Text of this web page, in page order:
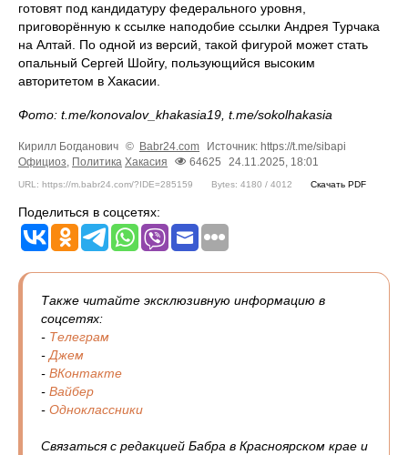
готовят под кандидатуру федерального уровня,
приговорённую к ссылке наподобие ссылки Андрея Турчака
на Алтай. По одной из версий, такой фигурой может стать
опальный Сергей Шойгу, пользующийся высоким
авторитетом в Хакасии.
Фото: t.me/konovalov_khakasia19, t.me/sokolhakasia
Кирилл Богданович © Babr24.com
Источник: https://t.me/sibapi
Официоз, Политика Хакасия 64625 24.11.2025, 18:01
URL: https://m.babr24.com/?IDE=285159 Bytes: 4180 / 4012 Скачать PDF
Поделиться в соцсетях:
Также читайте эксклюзивную информацию в
соцсетях:
- Телеграм
- Джем
- ВКонтакте
- Вайбер
- Одноклассники
Связаться с редакцией Бабра в Красноярском крае и